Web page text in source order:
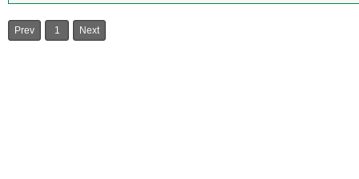
Prev 1 Next